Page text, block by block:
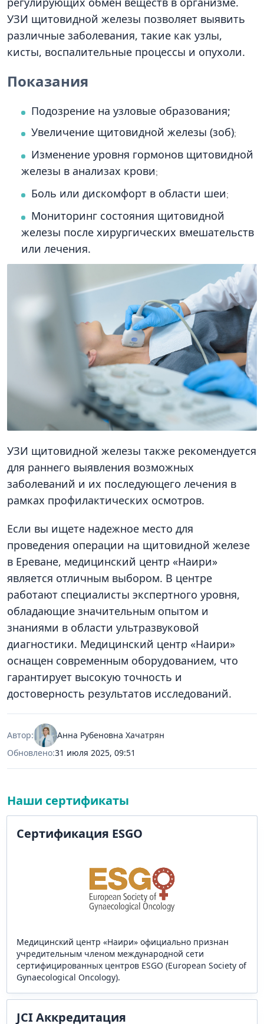
УЗИ щитовидной железы позволяет выявить
различные заболевания, такие как узлы,
кисты, воспалительные процессы и опухоли.
Показания
Подозрение на узловые образования;
Увеличение щитовидной железы (зоб);
Изменение уровня гормонов щитовидной
железы в анализах крови;
Боль или дискомфорт в области шеи;
Мониторинг состояния щитовидной
железы после хирургических вмешательств
или лечения.
УЗИ щитовидной железы также рекомендуется
для раннего выявления возможных
заболеваний и их последующего лечения в
рамках профилактических осмотров.
Если вы ищете надежное место для
проведения операции на щитовидной железе
в Ереване, медицинский центр «Наири»
является отличным выбором. В центре
работают специалисты экспертного уровня,
обладающие значительным опытом и
знаниями в области ультразвуковой
диагностики. Медицинский центр «Наири»
оснащен современным оборудованием, что
гарантирует высокую точность и
достоверность результатов исследований.
Автор:
Анна Рубеновна Хачатрян
Обновлено:31 июля 2025, 09:51
Наши сертификаты
Сертификация ESGO
Медицинский центр «Наири» официально признан
учредительным членом международной сети
сертифицированных центров ESGO (European Society of
Gynaecological Oncology).
JCI Аккредитация